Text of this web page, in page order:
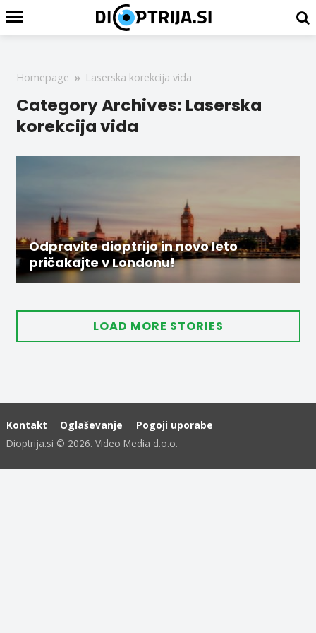
Homepage » Laserska korekcija vida
Category Archives: Laserska
korekcija vida
Odpravite dioptrijo in novo leto
pričakajte v Londonu!
LOAD MORE STORIES
Kontakt Oglaševanje
Pogoji uporabe
Dioptrija.si © 2026. Video Media d.o.o.